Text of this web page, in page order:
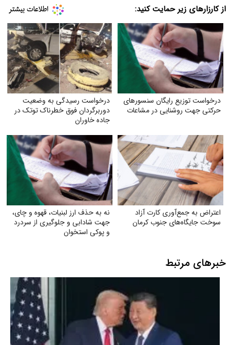
از کارزارهای زیر حمایت کنید:
درخواست توزیع رایگان سنسورهای
حرکتی جهت روشنایی در مشاعات
درخواست رسیدگی به وضعیت
دوربرگردان فوق‌ خطرناک توتک در
جاده خاوران
اعتراض به جمع‌آوری کارت آزاد
سوخت جایگاه‌های جنوب کرمان
نه به حذف ارز لبنیات، قهوه و چای،
جهت شادابی و جلوگیری از سردرد
و پوکی استخوان
خبرهای مرتبط